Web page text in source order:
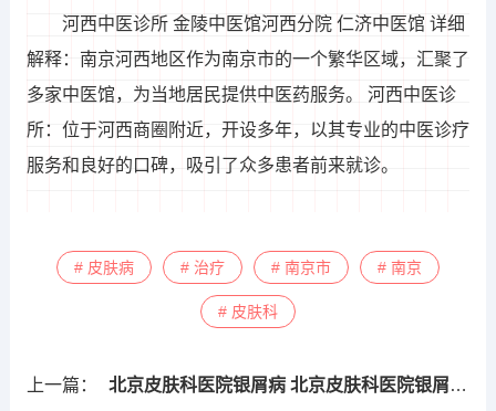
河西中医诊所 金陵中医馆河西分院 仁济中医馆 详细
解释：南京河西地区作为南京市的一个繁华区域，汇聚了
多家中医馆，为当地居民提供中医药服务。 河西中医诊
所：位于河西商圈附近，开设多年，以其专业的中医诊疗
服务和良好的口碑，吸引了众多患者前来就诊。
# 皮肤病 # 治疗 # 南京市 # 南京
# 皮肤科
上一篇：
北京皮肤科医院银屑病 北京皮肤科医院银屑病怎么样